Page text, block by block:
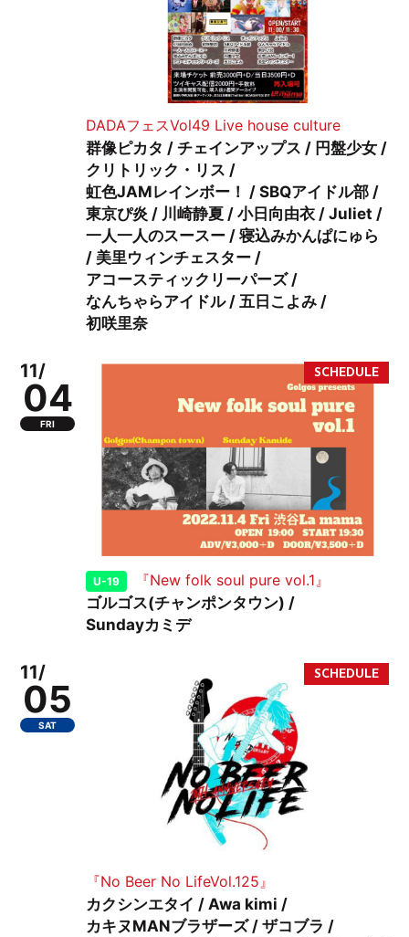
DADAフェスVol49 Live house culture
群像ピカタ / チェインアップス / 円盤少女 /
クリトリック・リス /
虹色JAMレインボー！ / SBQアイドル部 /
東京ぴ炎 / 川崎静夏 / 小日向由衣 / Juliet /
一人一人のスースー / 寝込みかんぱにゅら
/ 美里ウィンチェスター /
アコースティックリーパーズ /
なんちゃらアイドル / 五日こよみ /
初咲里奈
11/
04
FRI
U-19
『New folk soul pure vol.1』
ゴルゴス(チャンポンタウン) /
Sundayカミデ
11/
05
SAT
『No Beer No LifeVol.125』
カクシンエタイ / Awa kimi /
カキヌMANブラザーズ / ザコブラ /